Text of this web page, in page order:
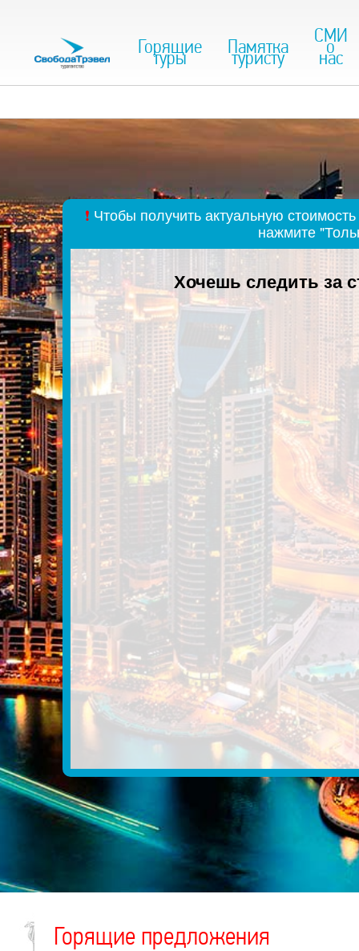
Горящие
туры Памятка
туристу
СМИ
о
нас
❗ Чтобы получить актуальную
нажмите
Хочешь следить за
Горящие предложения